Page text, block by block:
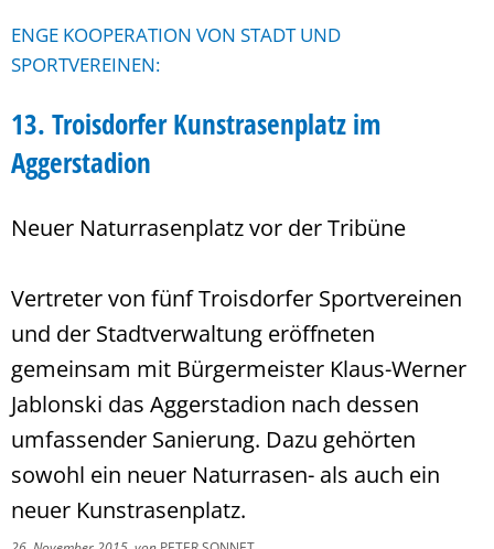
ENGE KOOPERATION VON STADT UND
SPORTVEREINEN:
13. Troisdorfer Kunstrasenplatz im
Aggerstadion
Neuer Naturrasenplatz vor der Tribüne
Vertreter von fünf Troisdorfer Sportvereinen
und der Stadtverwaltung eröffneten
gemeinsam mit Bürgermeister Klaus-Werner
Jablonski das Aggerstadion nach dessen
umfassender Sanierung. Dazu gehörten
sowohl ein neuer Naturrasen- als auch ein
neuer Kunstrasenplatz.